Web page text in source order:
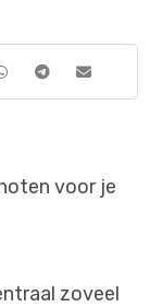
voor je
zoveel